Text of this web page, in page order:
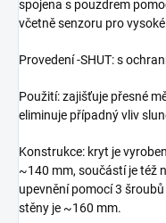
spojena s pouzdrem
včetně senzoru pro
Provedení -SHUT: s
Použití: zajišťuje přesné
eliminuje případný vliv
Konstrukce: kryt je
~140 mm, součástí je též
upevnění pomocí 3
stěny je ~160 mm.